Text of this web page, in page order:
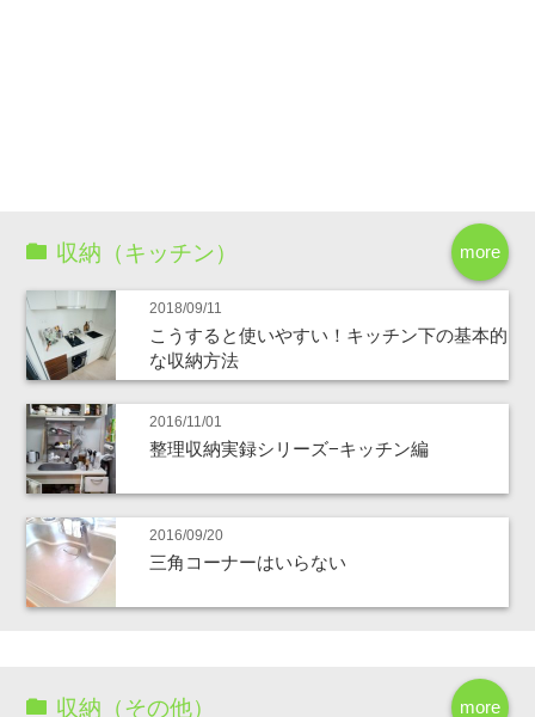
more
収納（キッチン）
2018/09/11
こうすると使いやすい！キッチン下の基本的
な収納方法
2016/11/01
整理収納実録シリーズ−キッチン編
2016/09/20
三角コーナーはいらない
more
収納（その他）